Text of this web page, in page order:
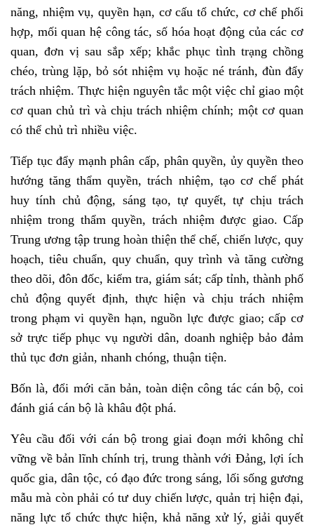
năng, nhiệm vụ, quyền hạn, cơ cấu tổ chức, cơ chế phối
hợp, mối quan hệ công tác, số hóa hoạt động của các cơ
quan, đơn vị sau sắp xếp; khắc phục tình trạng chồng
chéo, trùng lặp, bỏ sót nhiệm vụ hoặc né tránh, đùn đẩy
trách nhiệm. Thực hiện nguyên tắc một việc chỉ giao một
cơ quan chủ trì và chịu trách nhiệm chính; một cơ quan
có thể chủ trì nhiều việc.
Tiếp tục đẩy mạnh phân cấp, phân quyền, ủy quyền theo
hướng tăng thẩm quyền, trách nhiệm, tạo cơ chế phát
huy tính chủ động, sáng tạo, tự quyết, tự chịu trách
nhiệm trong thẩm quyền, trách nhiệm được giao. Cấp
Trung ương tập trung hoàn thiện thể chế, chiến lược, quy
hoạch, tiêu chuẩn, quy chuẩn, quy trình và tăng cường
theo dõi, đôn đốc, kiểm tra, giám sát; cấp tỉnh, thành phố
chủ động quyết định, thực hiện và chịu trách nhiệm
trong phạm vi quyền hạn, nguồn lực được giao; cấp cơ
sở trực tiếp phục vụ người dân, doanh nghiệp bảo đảm
thủ tục đơn giản, nhanh chóng, thuận tiện.
Bốn là, đổi mới căn bản, toàn diệncông tác cán bộ, coi
đánh giá cán bộ là khâu đột phá.
Yêu cầu đối với cán bộ trong giai đoạn mới không chỉ
vững về bản lĩnh chính trị, trung thành với Đảng, lợi ích
quốc gia, dân tộc, có đạo đức trong sáng, lối sống gương
mẫu mà còn phải có tư duy chiến lược, quản trị hiện đại,
năng lực tổ chức thực hiện, khả năng xử lý, giải quyết